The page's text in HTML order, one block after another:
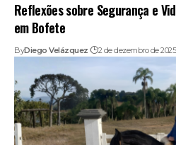
Reflexões sobre Segurança e
em Bofete
ByDiego Velázquez 2 de dezembro de 2025